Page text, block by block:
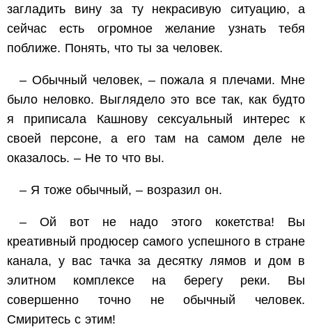
загладить вину за ту некрасивую ситуацию, а
сейчас есть огромное желание узнать тебя
поближе. Понять, что ты за человек.
– Обычный человек, – пожала я плечами. Мне
было неловко. Выглядело это все так, как будто
я приписала Кашнову сексуальный интерес к
своей персоне, а его там на самом деле не
оказалось. – Не то что вы.
– Я тоже обычный, – возразил он.
– Ой вот не надо этого кокетства! Вы
креативный продюсер самого успешного в стране
канала, у вас тачка за десятку лямов и дом в
элитном комплексе на берегу реки. Вы
совершенно точно не обычный человек.
Смиритесь с этим!